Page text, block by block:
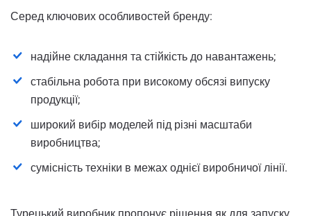
Серед ключових особливостей бренду:
надійне складання та стійкість до навантажень;
стабільна робота при високому обсязі випуску
продукції;
широкий вибір моделей під різні масштаби
виробництва;
сумісність техніки в межах однієї виробничої лінії.